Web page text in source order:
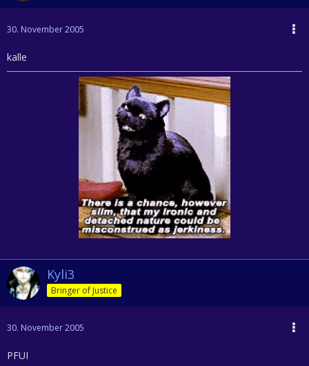
30. November 2005
kalle
Kyli3
Bringer of Justice
30. November 2005
PFUI